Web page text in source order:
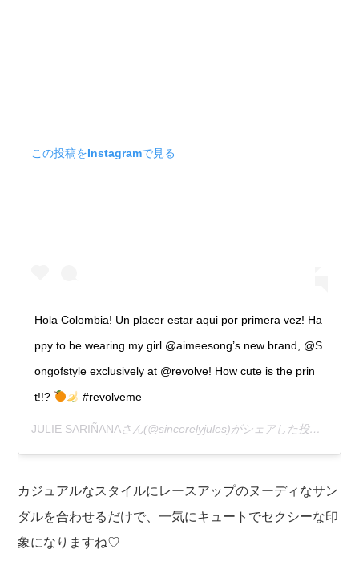
この投稿をInstagramで見る
Hola Colombia! Un placer estar aqui por primera vez! Ha
ppy to be wearing my girl @aimeesong’s new brand, @S
ongofstyle exclusively at @revolve! How cute is the prin
t!!?
#revolveme
JULIE SARIÑANAさん(@sincerelyjules)がシェアした投稿 –
カジュアルなスタイルにレースアップのヌーディなサン
ダルを合わせるだけで、一気にキュートでセクシーな印
象になりますね♡